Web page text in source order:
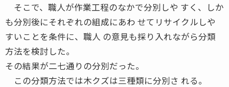
そこで、職人が作業工程のなかで分別しや すく、しか
も分別後にそれぞれの組成にあわ せてリサイクルしや
すいことを条件に、職人 の意見も採り入れながら分類
方法を検討した。
その結果が二七通りの分別だった。
この分類方法では木クズは三種類に分別さ れる。